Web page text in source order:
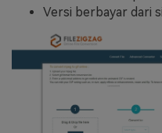
Versi berbayar dari